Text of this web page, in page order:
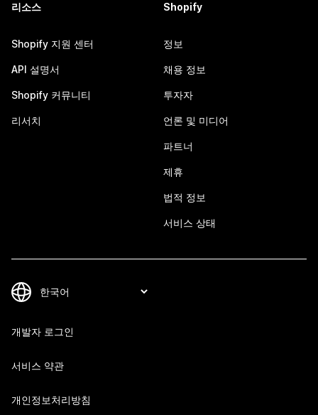
리소스
Shopify 지원 센터
API 설명서
Shopify 커뮤니티
리서치
Shopify
정보
채용 정보
투자자
언론 및 미디어
파트너
제휴
법적 정보
서비스 상태
개발자 로그인
서비스 약관
개인정보처리방침